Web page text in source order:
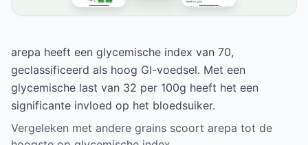
arepa heeft een glycemische index van 70,
geclassificeerd als hoog GI-voedsel. Met een
glycemische last van 32 per 100g heeft het een
significante invloed op het bloedsuiker.
Vergeleken met andere grains scoort arepa tot de